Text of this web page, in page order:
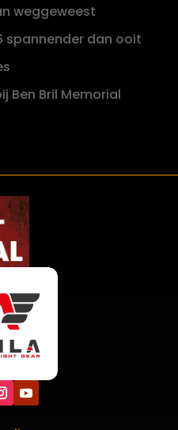
weggeweest
spannender dan ooit
Ben Bril Memorial